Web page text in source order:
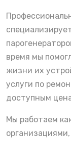
время мы
жизни их
услуги по
доступным
Мы работаем